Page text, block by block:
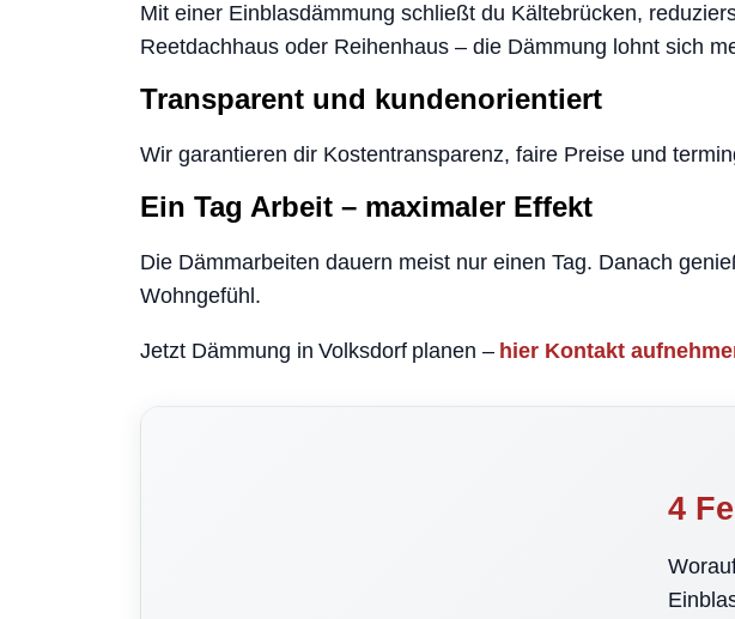
Mit einer Einblasdämmung schließt du Kältebrücken,
Reetdachhaus oder Reihenhaus – die Dämmung lohnt sich
Transparent und kundenorientiert
Wir garantieren dir Kostentransparenz, faire Preise und
Ein Tag Arbeit – maximaler Effekt
Die Dämmarbeiten dauern meist nur einen Tag. Danach
Wohngefühl.
Jetzt Dämmung in Volksdorf planen – hier Kontakt
4